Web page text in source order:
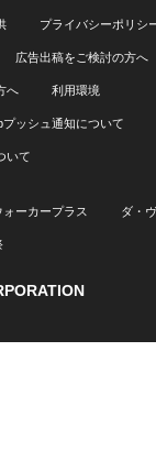
プライバシーポリシ
広告出稿をご検討の方へ
へ 利用環境
プッシュ通知について
いて
ォーカープラス ダ・